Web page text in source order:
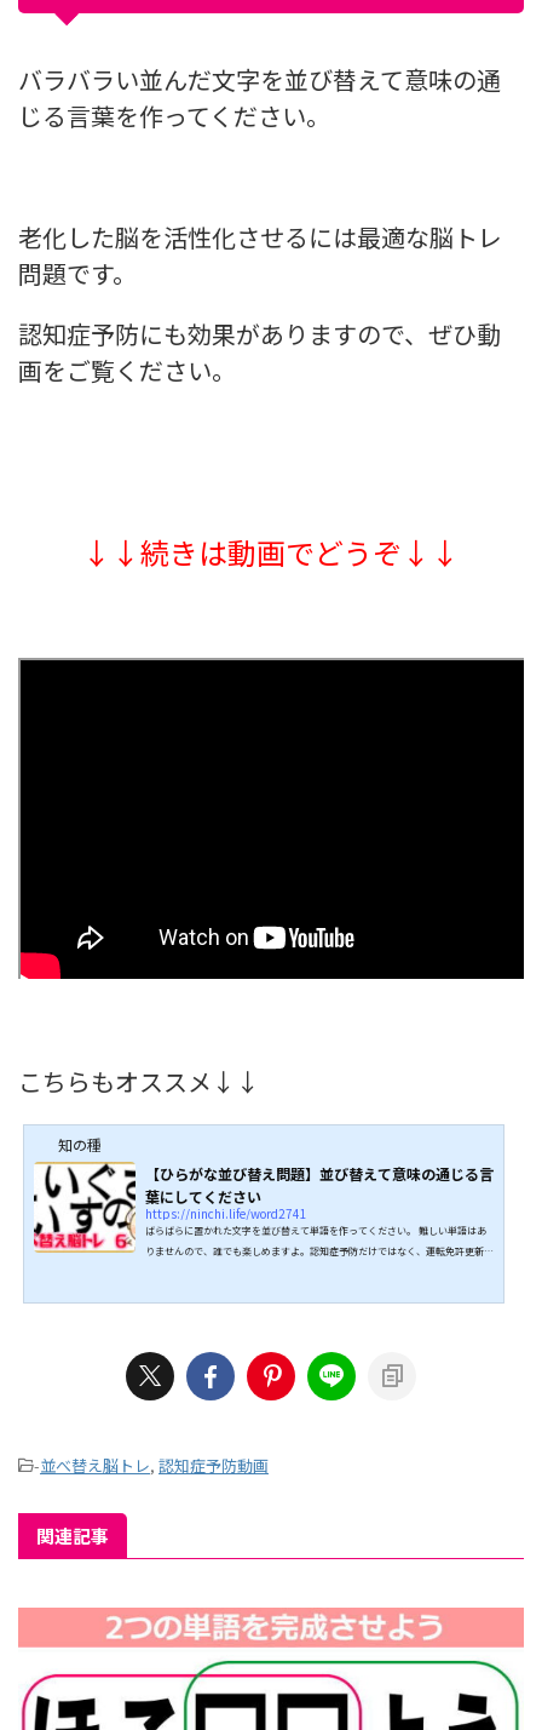
バラバラい並んだ文字を並び替えて意味の通
じる言葉を作ってください。
老化した脳を活性化させるには最適な脳トレ
問題です。
認知症予防にも効果がありますので、ぜひ動
画をご覧ください。
↓↓続きは動画でどうぞ↓↓
こちらもオススメ↓↓
知の種
【ひらがな並び替え問題】並び替えて意味の通じる言
葉にしてください
https://ninchi.life/word2741
ばらばらに置かれた文字を並び替えて単語を作ってください。 難しい単語はあ
りませんので、誰でも楽しめますよ。認知症予防だけではなく、運転免許更新時
-並べ替え脳トレ, 認知症予防動画
関連記事